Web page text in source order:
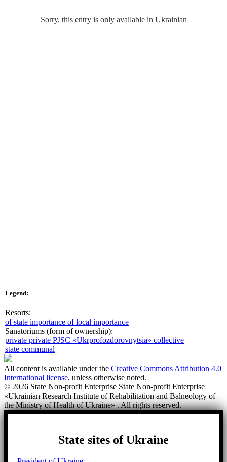
Sorry, this entry is only available in Ukrainian
Legend:
Resorts:
of state importance of local importance
Sanatoriums (form of ownership):
private private PJSC «Ukrprofozdorovnytsia» collective
state communal
All content is available under the Creative Commons Attribution 4.0
International license, unless otherwise noted.
© 2026 State Non-profit Enterprise State Non-profit Enterprise
«Ukrainian Research Institute of Rehabilitation and Balneology of
the Ministry of Health of Ukraine» . All rights reserved.
State sites of Ukraine